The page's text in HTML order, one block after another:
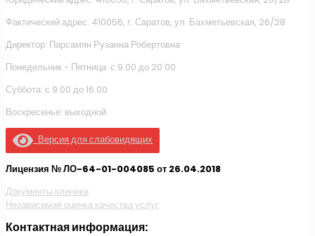
Фактический адрес: 410056, г. Саратов, ул. Бахметьевская, 26/28
Директор: Парсамян Рузанна Робертовна
Понедельник - Пятница: с 9.00 до 20.00
Суббота: с 9.00 до 16.00
Воскресенье: выходной
Версия для слабовидящих
Лицензия № ЛО-64-01-004085 от 26.04.2018
Документы клиники
Независимая оценка качества услуг
Контактная информация: